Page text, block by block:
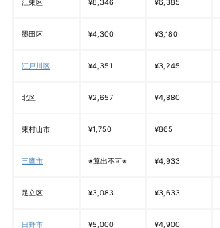
江東区 ¥8,346 ¥6,385
墨田区 ¥4,300 ¥3,180
江戸川区 ¥4,351 ¥3,245
北区 ¥2,657 ¥4,880
東村山市 ¥1,750 ¥865
三鷹市 ※算出不可※ ¥4,933
足立区 ¥3,083 ¥3,633
日野市 ¥5,000 ¥4,900